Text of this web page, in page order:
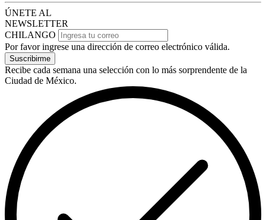
ÚNETE AL
NEWSLETTER
CHILANGO
Por favor ingrese una dirección de correo electrónico válida.
Suscribirme
Recibe cada semana una selección con lo más sorprendente de la
Ciudad de México.